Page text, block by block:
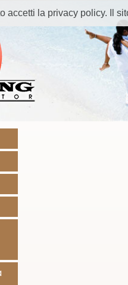
accetti la privacy policy. Il